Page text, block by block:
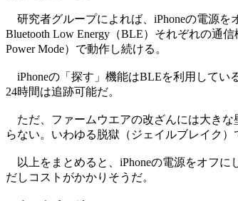
研究者グループによれば、iPhoneの電源を
Bluetooth Low Energy（BLE）それぞれの通
Power Mode）で動作し続ける。
iPhoneの「探す」機能はBLEを利用してい
24時間は追跡可能だ。
ただ、ファームウエアの改ざんには大きな
らない。いわゆる脱獄（ジェイルブレイク
以上をまとめると、iPhoneの電源をオフに
だしコストがかかりそうだ。